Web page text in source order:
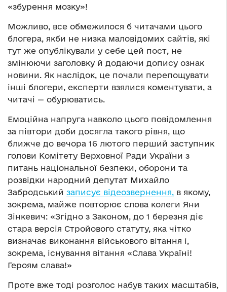
«збурення мозку»!
Можливо, все обмежилося б читачами цього
блогера, якби не низка маловідомих сайтів, які
тут же опублікували у себе цей пост, не
змінюючи заголовку й додаючи допису ознак
новини. Як наслідок, це почали перепощувати
інші блогери, експерти взялися коментувати, а
читачі — обурюватись.
Емоційна напруга навколо цього повідомлення
за півтори доби досягла такого рівня, що
ближче до вечора 16 лютого перший заступник
голови Комітету Верховної Ради України з
питань національної безпеки, оборони та
розвідки народний депутат Михайло
Забродський записує відеозвернення, в якому,
зокрема, майже повторює слова колеги Яни
Зінкевич: «Згідно з Законом, до 1 березня діє
стара версія Стройового статуту, яка чітко
визначає виконання військового вітання і,
зокрема, існування вітання «Слава Україні!
Героям слава!»
Проте вже тоді розголос набув таких масштабів,